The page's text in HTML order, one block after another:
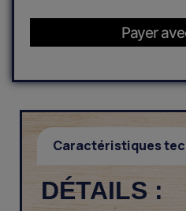
Caractéristiques
DÉTAILS :